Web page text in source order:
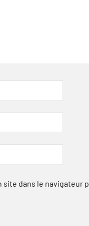
dans le navigateur